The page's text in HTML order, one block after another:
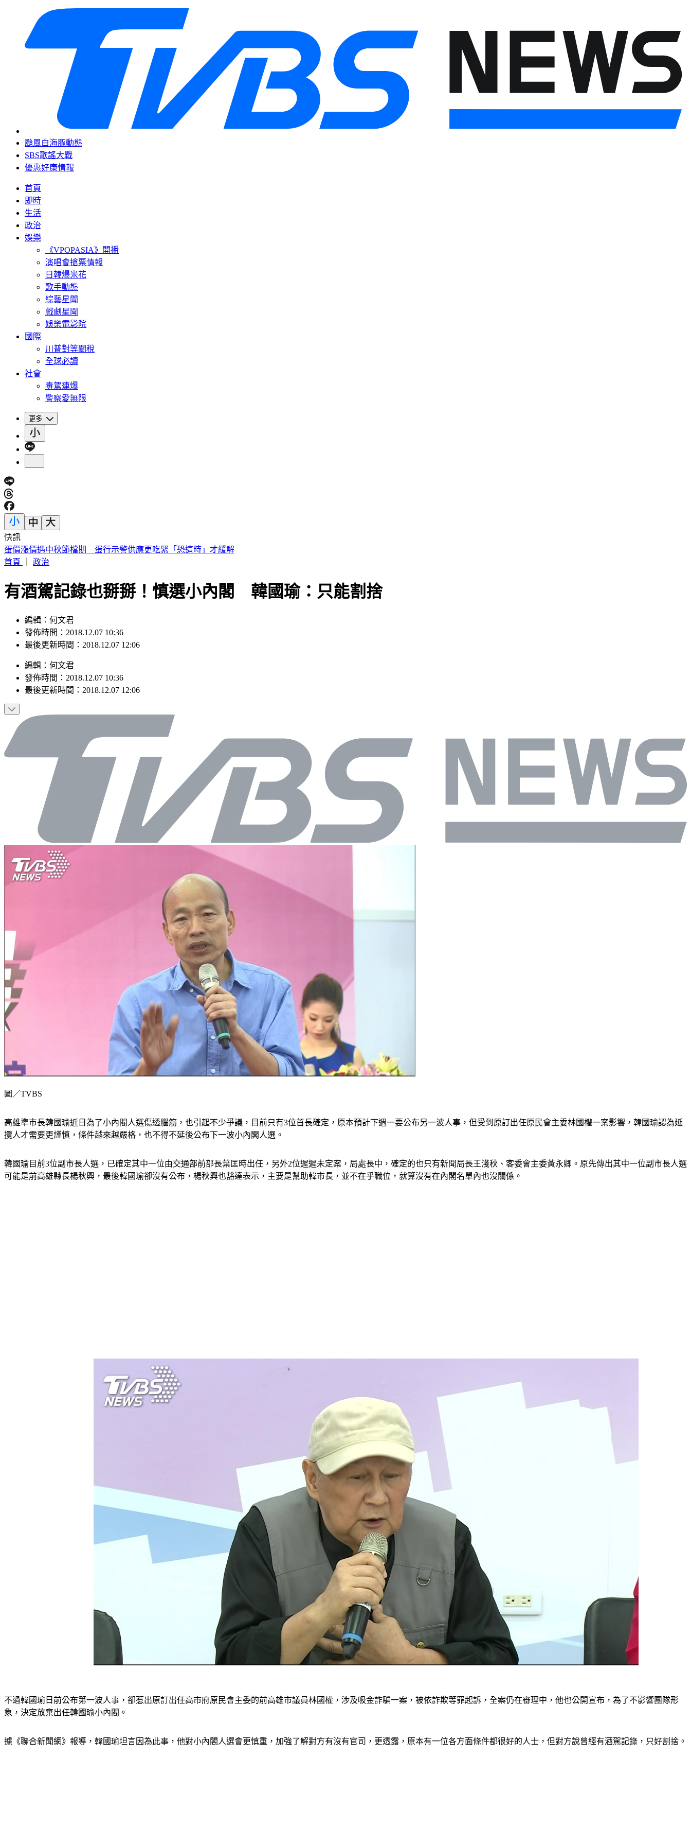
颱風白海豚動態
SBS歌謠大戰
優惠好康情報
首頁
即時
生活
政治
娛樂
《VPOPASIA》開播
演唱會搶票情報
日韓爆米花
歌手動態
綜藝星聞
戲劇星聞
娛樂電影院
國際
川普對等關稅
全球必讀
社會
毒駕連爆
警察愛無限
更多
快訊
蛋價漲價遇中秋節檔期 蛋行示警供應更吃緊「恐這時」才緩解
首頁
政治
有酒駕記錄也掰掰！慎選小內閣 韓國瑜：只能割捨
編輯：何文君
發佈時間：2018.12.07 10:36
最後更新時間：2018.12.07 12:06
編輯 ： 何文君
發佈時間： 2018.12.07 10:36
最後更新時間： 2018.12.07 12:06
圖／TVBS
高雄準市長韓國瑜近日為了小內閣人選傷透腦筋，也引起不少爭議，目前只有3位首長確定，原本預計下週一要公布另一波人事，但受到原訂出任原民會主委林國權一案影響，韓國瑜認為延
攬人才需要更謹慎，條件越來越嚴格，也不得不延後公布下一波小內閣人選。
韓國瑜目前3位副市長人選，已確定其中一位由交通部前部長葉匡時出任，另外2位遲遲未定案，局處長中，確定的也只有新聞局長王淺秋、客委會主委黃永卿。原先傳出其中一位副市長人選
可能是前高雄縣長楊秋興，最後韓國瑜卻沒有公布，楊秋興也豁達表示，主要是幫助韓市長，並不在乎職位，就算沒有在內閣名單內也沒關係。
不過韓國瑜日前公布第一波人事，卻惹出原訂出任高市府原民會主委的前高雄市議員林國權，涉及吸金詐騙一案，被依詐欺等罪起訴，全案仍在審理中，他也公開宣布，為了不影響團隊形
象，決定放棄出任韓國瑜小內閣。
據《聯合新聞網》報導，韓國瑜坦言因為此事，他對小內閣人選會更慎重，加強了解對方有沒有官司，更透露，原本有一位各方面條件都很好的人士，但對方說曾經有酒駕記錄，只好割捨。